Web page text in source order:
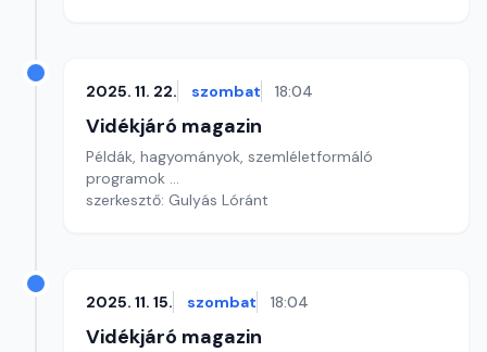
2025. 11. 22. szombat 18:04
Vidékjáró magazin
Példák, hagyományok, szemléletformáló
programok ...
szerkesztő: Gulyás Lóránt
2025. 11. 15. szombat 18:04
Vidékjáró magazin